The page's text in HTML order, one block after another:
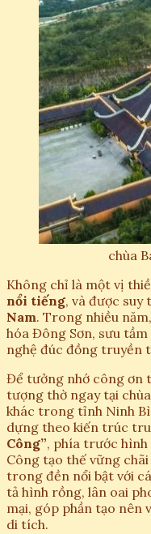
chùa
Không chỉ là một vị
nổi tiếng, và được suy
Nam. Trong nhiều
hóa Đông Sơn, sưu
nghệ đúc đồng truyền
Để tưởng nhớ công ơn
tượng thờ ngay tại
khác trong tỉnh Ninh
dựng theo kiến trúc
Công”, phía trước hình
Công tạo thế vững
trong đền nổi bật với
tả hình rồng, lân oai
mại, góp phần tạo nên
di tích.